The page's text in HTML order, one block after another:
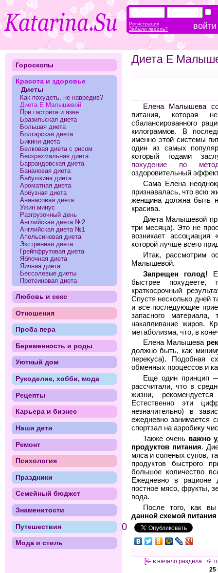
Диета Е
Елена Малышева
питания, которая
сбалансированного
килограммов. В
именно этой системы
один из самых
который годами
похудение по
оздоровительный
Сама Елена
признавалась, что всю
женщина должна быть
красива.
Диета Малышевой
три месяца). Это не
возникает ассоциация
которой лучше всего
Итак, рассмотрим
Малышевой.
Запрещен голод!
быстрее похудеете,
краткосрочный
Спустя несколько дней
и все последующие
запасного материала,
накапливание жиров.
метаболизма, что, в
Елена Малышева
должно быть, как
перекуса). Подобная
обменных процессов и
Еще один
рассчитали, что в
жизни,
Естественно эти
незначительно) в
ежедневно занимается
спортзал на аэробику
Также очень важно
продуктов питания.
мяса и соленых супов,
продуктов быстрого
большое количество
Ежедневно в
постное мясо, фрукты,
вода.
После того, как
данной схемой
0
[<— в начало раздела <-
25
Гороскопы
Красота и здоровье
Диеты
Как похудеть, не навредив?
Диета Е Малышевой
При гастрите и язве
Бразильская диета
Большая диета
Болгарская диета
Бикини-диета
Белковая диета с рисом
Бескрахмальная диета
Баррандовская диета
Банановая диета
Бабушкина диета
Ароматная диета
Арбузная диета
Ананасовая диета
Ужин минус
Разгрузочный день
Английская диета №2
Английская диета №1
Апельсиновая диета
Экстренная диета
Грейпфрутовая диета
Яблочная диета
Яичная диета
Бессолевые диеты
Протеиновая диета
Любовь и секс
Отношения
Проба пера
Беременность и роды
Уютный дом
Рукоделие, хобби, мода
Рецепты
Карьера и бизнес
Наши дети
Ремонт
Психология
Праздники
Семейный бюджет
Знаменитости
Путешествия
Мода и стиль
Регистрация
Забыли пароль?